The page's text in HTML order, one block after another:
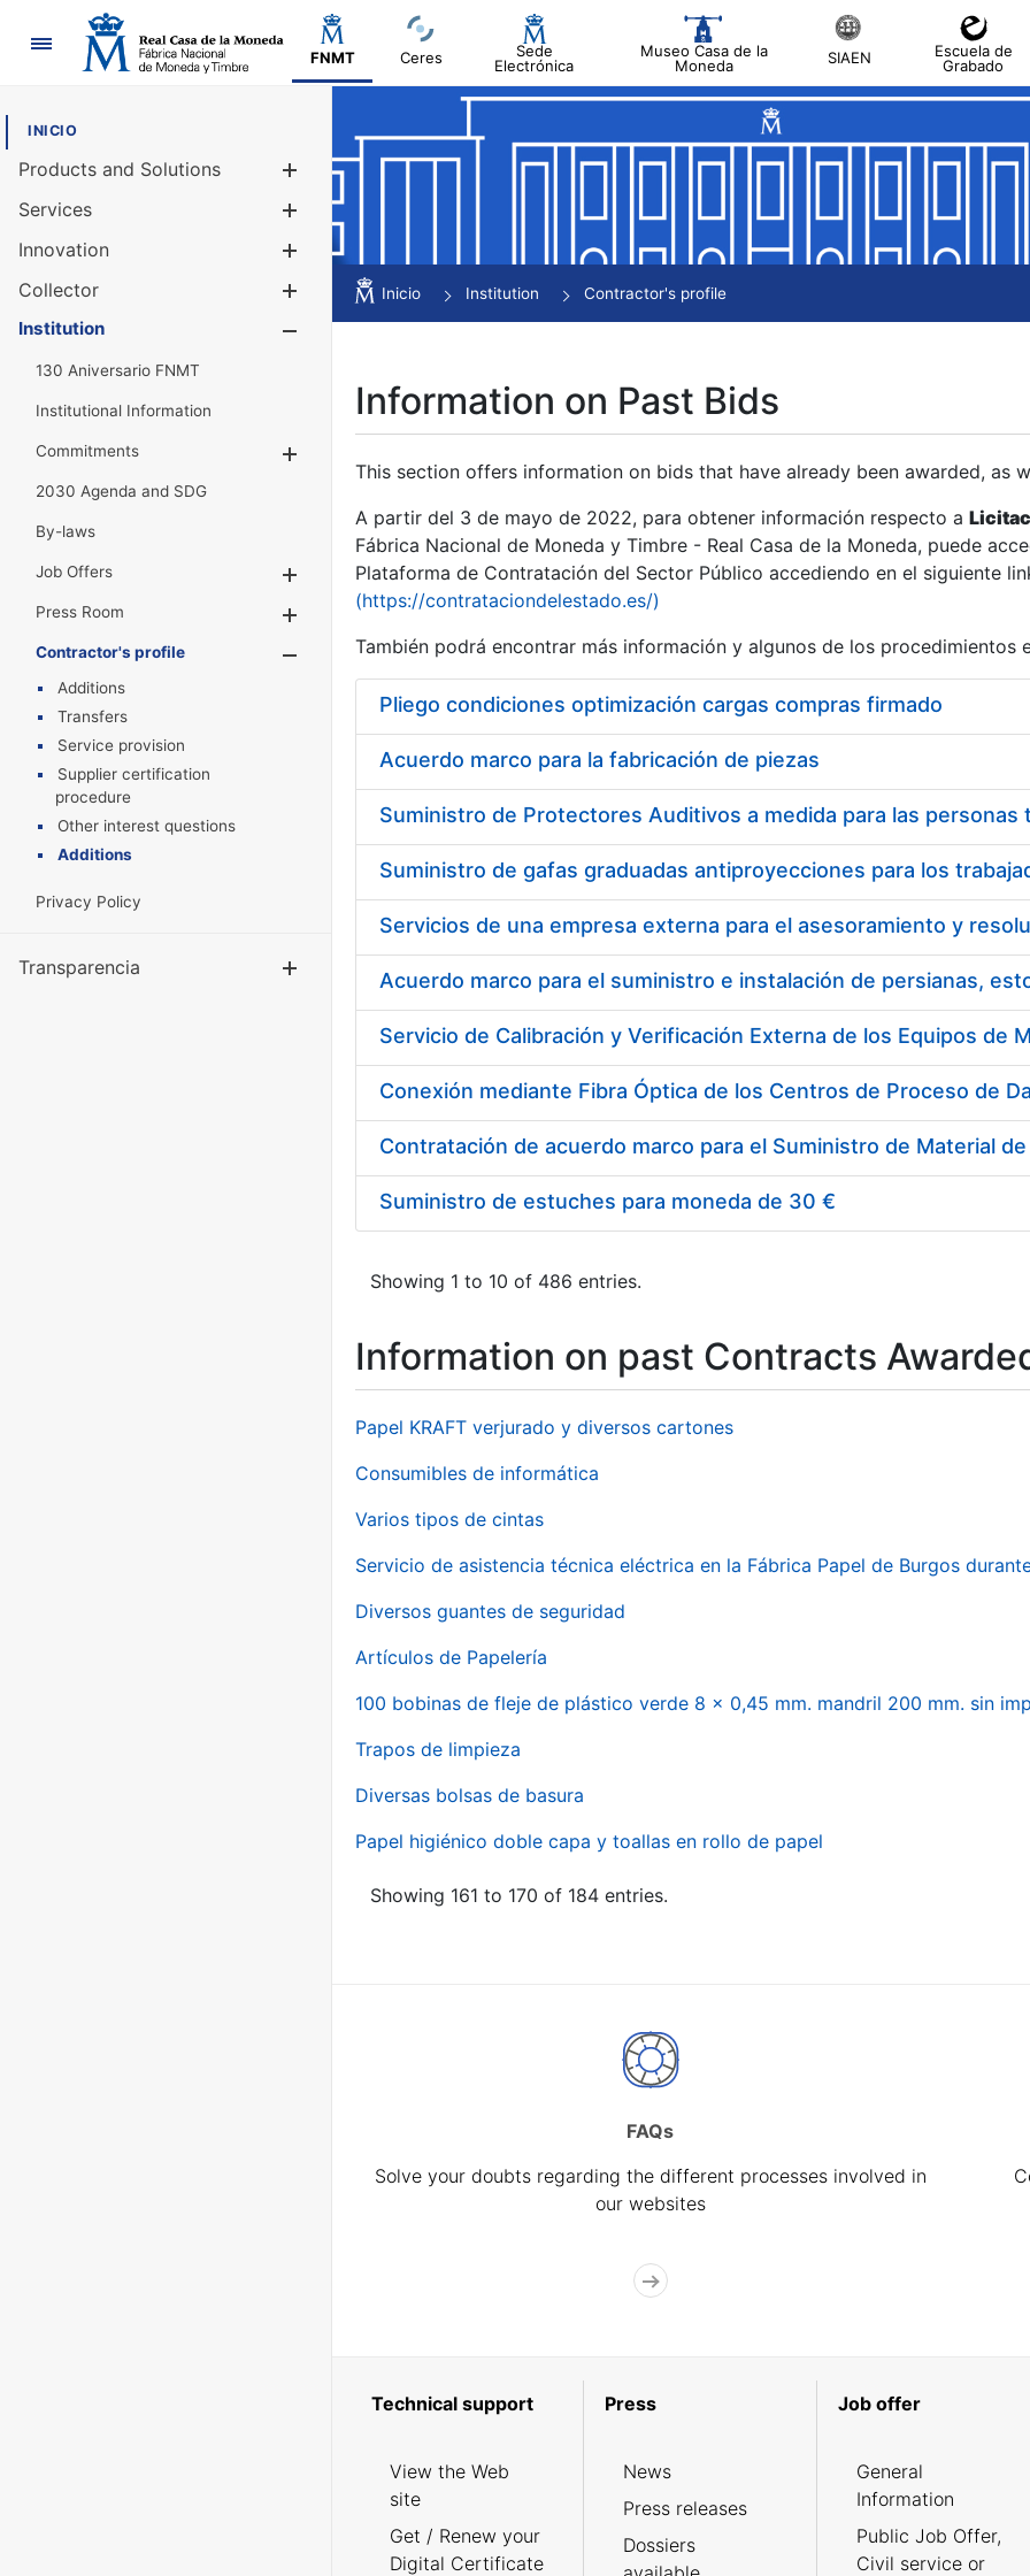
Navigation
FNMT Ceres
Sede
Electrónica
Museo Casa de la
Moneda
SIAEN
Escuela de
Grabado
INICIO
Products and Solutions
Services
Innovation
Collector
Show/Hide
Institution
130 Aniversario FNMT
Institutional Information
Commitments
2030 Agenda and SDG
By-laws
Job Offers
Show/Hide
Press Room
Show/Hide
Contractor's profile
Show/Hide
Additions
Transfers
Service provision
Supplier certification
procedure
Other interest questions
Additions
Privacy Policy
Transparencia Show/Hide
Inicio Institution Contractor's profile
Information on Past Bids
This section offers information on bids that have already been awarded, as
A partir del 3 de mayo de 2022, para obtener información respecto a
Fábrica Nacional de Moneda y Timbre - Real Casa de la Moneda, puede
Plataforma de Contratación del Sector Público accediendo en el siguiente
(https://contrataciondelestado.es/)
También podrá encontrar más información y algunos de los procedimientos
Pliego condiciones optimización cargas compras firmado
Acuerdo marco para la fabricación de piezas
Acuerdo marco para el suministro e instalación de persianas,
Suministro de estuches para moneda de 30 €
Showing 1 to 10 of 486 entries.
Information on past Contracts
Papel KRAFT verjurado y diversos cartones
Consumibles de informática
Varios tipos de cintas
Servicio de asistencia técnica eléctrica en la Fábrica Papel de Burgos
Diversos guantes de seguridad
Artículos de Papelería
100 bobinas de fleje de plástico verde 8 x 0,45 mm. mandril 200 mm. sin
Trapos de limpieza
Diversas bolsas de basura
Papel higiénico doble capa y toallas en rollo de papel
Showing 161 to 170 of 184 entries.
FAQs
Solve your doubts regarding the different processes involved in
our websites
Technical support
View the Web
site
Get / Renew your
Digital Certificate
Press
News
Press releases
Dossiers
Job offer
General
Information
Public Job Offer,
Civil service or